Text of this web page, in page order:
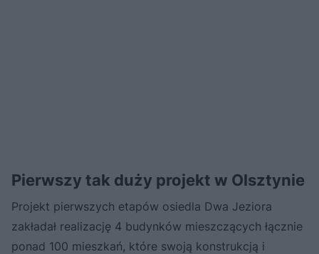
Pierwszy tak duży projekt w Olsztynie
Projekt pierwszych etapów osiedla Dwa Jeziora
zakładał realizację 4 budynków mieszczących łącznie
ponad 100 mieszkań, które swoją konstrukcją i